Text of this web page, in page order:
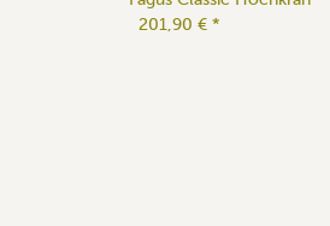
201,90 € *